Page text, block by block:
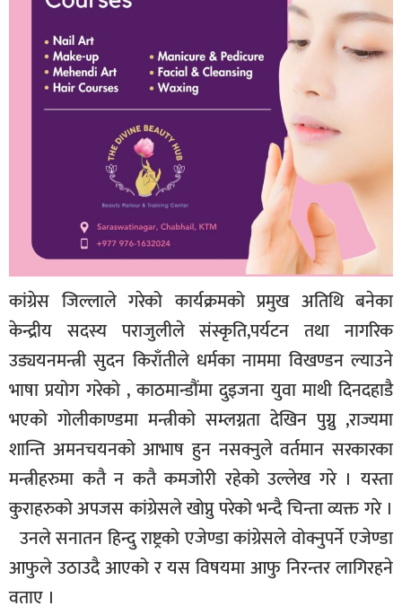
कांग्रेस जिल्लाले गरेको कार्यक्रमको प्रमुख अतिथि बनेका
केन्द्रीय सदस्य पराजुलीले संस्कृति,पर्यटन तथा नागरिक
उड्ययनमन्त्री सुदन किराँतीले धर्मका नाममा विखण्डन ल्याउने
भाषा प्रयोग गरेको , काठमान्डौंमा दुइजना युवा माथी दिनदहाडै
भएको गोलीकाण्डमा मन्त्रीको सम्लग्नता देखिन पुग्नु ,राज्यमा
शान्ति अमनचयनको आभाष हुन नसक्नुले वर्तमान सरकारका
मन्त्रीहरुमा कतै न कतै कमजोरी रहेको उल्लेख गरे । यस्ता
कुराहरुको अपजस कांग्रेसले खोप्नु परेको भन्दै चिन्ता व्यक्त गरे ।
उनले सनातन हिन्दु राष्ट्रको एजेण्डा कांग्रेसले वोक्नुपर्ने एजेण्डा
आफुले उठाउदै आएको र यस विषयमा आफु निरन्तर लागिरहने
वताए ।